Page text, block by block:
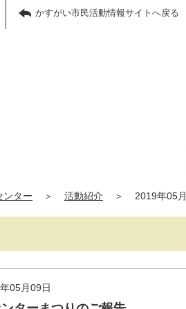
かすがい市民活動情報サイトへ戻る
ンター ＞ 活動紹介 ＞ 2019年05月
05月09日